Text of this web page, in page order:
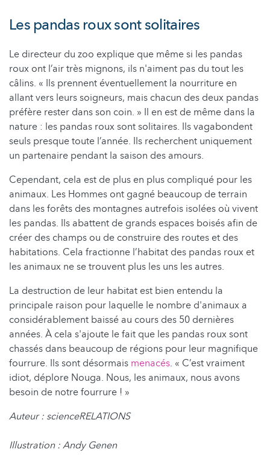
Les pandas roux sont solitaires
Le directeur du zoo explique que même si les pandas
roux ont l’air très mignons, ils n'aiment pas du tout les
câlins. « Ils prennent éventuellement la nourriture en
allant vers leurs soigneurs, mais chacun des deux pandas
préfère rester dans son coin. » Il en est de même dans la
nature : les pandas roux sont solitaires. Ils vagabondent
seuls presque toute l’année. Ils recherchent uniquement
un partenaire pendant la saison des amours.
Cependant, cela est de plus en plus compliqué pour les
animaux. Les Hommes ont gagné beaucoup de terrain
dans les forêts des montagnes autrefois isolées où vivent
les pandas. Ils abattent de grands espaces boisés afin de
créer des champs ou de construire des routes et des
habitations. Cela fractionne l’habitat des pandas roux et
les animaux ne se trouvent plus les uns les autres.
La destruction de leur habitat est bien entendu la
principale raison pour laquelle le nombre d'animaux a
considérablement baissé au cours des 50 dernières
années. À cela s'ajoute le fait que les pandas roux sont
chassés dans beaucoup de régions pour leur magnifique
fourrure. Ils sont désormais menacés. « C’est vraiment
idiot, déplore Nouga. Nous, les animaux, nous avons
besoin de notre fourrure ! »
Auteur : scienceRELATIONS
Illustration : Andy Genen